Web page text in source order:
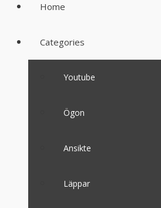
Home
Categories
Youtube
Ögon
Ansikte
Läppar